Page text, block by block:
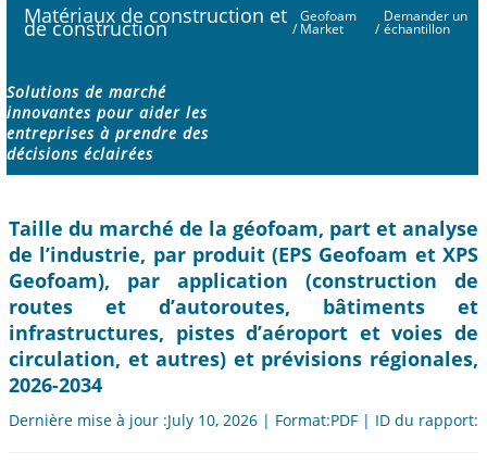
Matériaux de construction et
de construction /
Geofoam
Market /
Demander un
échantillon
Solutions de marché
innovantes pour aider les
entreprises à prendre des
décisions éclairées
Taille du marché de la géofoam, part et analyse
de l’industrie, par produit (EPS Geofoam et XPS
Geofoam), par application (construction de
routes et d’autoroutes, bâtiments et
infrastructures, pistes d’aéroport et voies de
circulation, et autres) et prévisions régionales,
2026-2034
Dernière mise à jour :July 10, 2026 | Format:PDF | ID du rapport: